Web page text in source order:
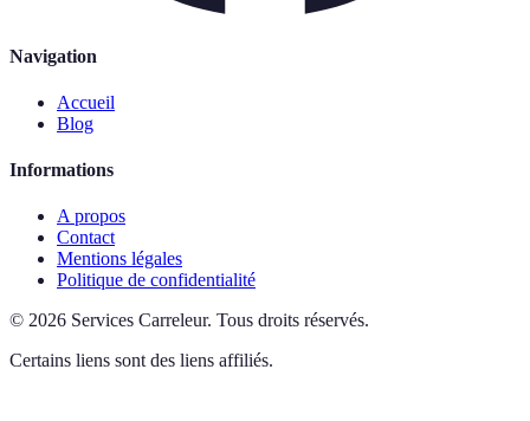
Navigation
Accueil
Blog
Informations
A propos
Contact
Mentions légales
Politique de confidentialité
© 2026 Services Carreleur. Tous droits réservés.
Certains liens sont des liens affiliés.